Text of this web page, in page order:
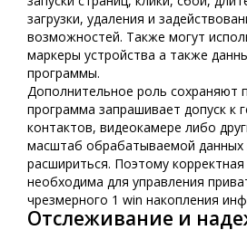
загрузки, удаления и
возможностей. Также могут
маркеры устройства а также
программы.
Дополнительное роль сохраняют
программа запрашивает допуск к
контактов, видеокамере либо
масштаб обрабатываемой
расшириться. Поэтому
необходима для управления
чрезмерного 1 win накопления
Отслеживание и